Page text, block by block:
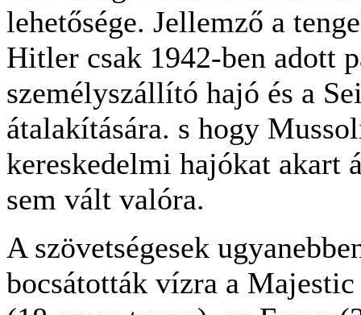
lehetősége. Jellemző a
Hitler csak 1942-ben adott
személyszállító hajó és a
átalakítására. s hogy
kereskedelmi hajókat akart
sem vált valóra.
A szövetségesek
bocsátották vízra a